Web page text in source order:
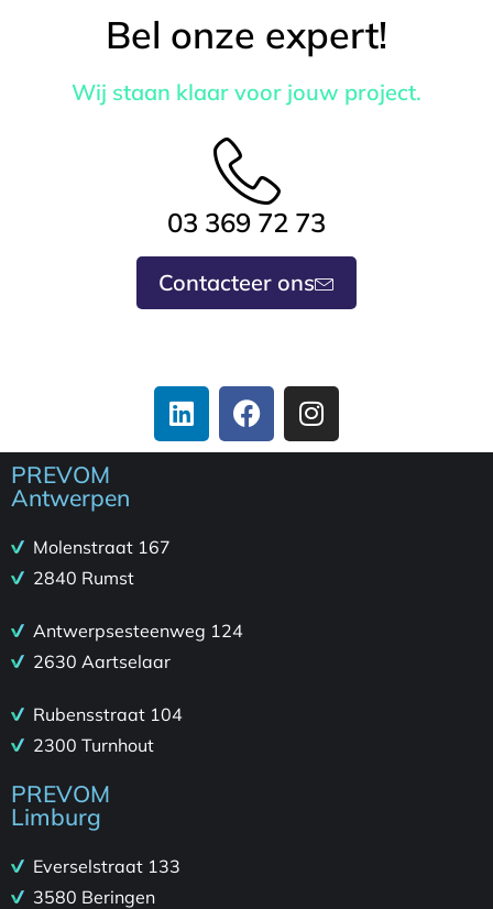
Bel onze expert!
Wij staan klaar voor jouw project.
03 369 72 73
Contacteer ons
PREVOM
Antwerpen
Molenstraat 167
2840 Rumst
Antwerpsesteenweg 124
2630 Aartselaar
Rubensstraat 104
2300 Turnhout
PREVOM
Limburg
Everselstraat 133
3580 Beringen